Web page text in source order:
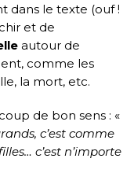
dans le texte (ouf !
et de
autour de
comme les
la mort, etc.
de bon sens : «
c’est comme
c’est n’importe